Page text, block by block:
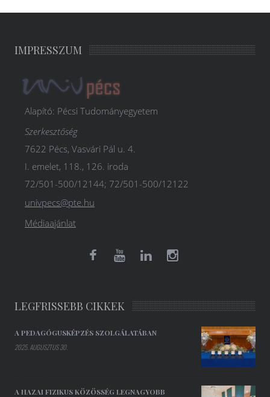
IMPRESSZUM
Alapító: Pécsi Tudományegyetem
Szerkesztőség
7622 Pécs, Vasvári Pál u. 4.
I. emelet, 118., 126. iroda
72/501-500/12144; 72/501-500/12122
univpecs@pte.hu
Médiaajánlat
LEGFRISSEBB CIKKEK
A PEDAGÓGUSKÉPZÉS SZOLGÁLATÁBAN
2025. AUGUSZTUS 30.
A HAZAI FIZIKUS KÖZÖSSÉG LEGNAGYOBB